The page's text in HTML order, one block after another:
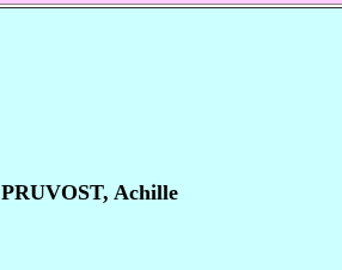
PRUVOST, Achille